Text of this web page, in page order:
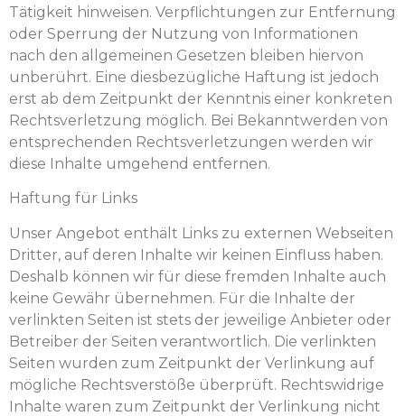
Tätigkeit hinweisen. Verpflichtungen zur Entfernung
oder Sperrung der Nutzung von Informationen
nach den allgemeinen Gesetzen bleiben hiervon
unberührt. Eine diesbezügliche Haftung ist jedoch
erst ab dem Zeitpunkt der Kenntnis einer konkreten
Rechtsverletzung möglich. Bei Bekanntwerden von
entsprechenden Rechtsverletzungen werden wir
diese Inhalte umgehend entfernen.
Haftung für Links
Unser Angebot enthält Links zu externen Webseiten
Dritter, auf deren Inhalte wir keinen Einfluss haben.
Deshalb können wir für diese fremden Inhalte auch
keine Gewähr übernehmen. Für die Inhalte der
verlinkten Seiten ist stets der jeweilige Anbieter oder
Betreiber der Seiten verantwortlich. Die verlinkten
Seiten wurden zum Zeitpunkt der Verlinkung auf
mögliche Rechtsverstöße überprüft. Rechtswidrige
Inhalte waren zum Zeitpunkt der Verlinkung nicht